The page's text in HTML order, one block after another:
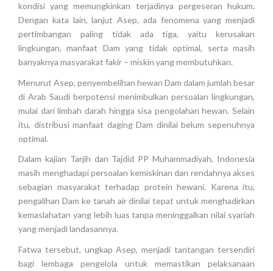
kondisi yang memungkinkan terjadinya pergeseran hukum.
Dengan kata lain, lanjut Asep, ada fenomena yang menjadi
pertimbangan paling tidak ada tiga, yaitu kerusakan
lingkungan, manfaat Dam yang tidak optimal, serta masih
banyaknya masyarakat fakir – miskin yang membutuhkan.
Menurut Asep, penyembelihan hewan Dam dalam jumlah besar
di Arab Saudi berpotensi menimbulkan persoalan lingkungan,
mulai dari limbah darah hingga sisa pengolahan hewan. Selain
itu, distribusi manfaat daging Dam dinilai belum sepenuhnya
optimal.
Dalam kajian Tarjih dan Tajdid PP Muhammadiyah, Indonesia
masih menghadapi persoalan kemiskinan dan rendahnya akses
sebagian masyarakat terhadap protein hewani. Karena itu,
pengalihan Dam ke tanah air dinilai tepat untuk menghadirkan
kemaslahatan yang lebih luas tanpa meninggalkan nilai syariah
yang menjadi landasannya.
Fatwa tersebut, ungkap Asep, menjadi tantangan tersendiri
bagi lembaga pengelola untuk memastikan pelaksanaan